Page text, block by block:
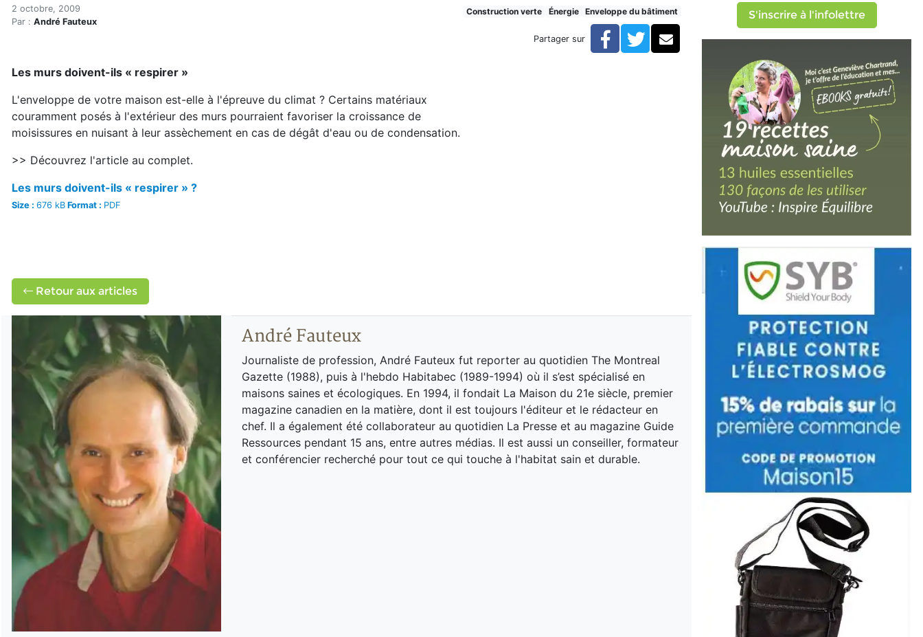
Accueil
Articles
Les murs doivent-ils respirer?
Les murs doivent-ils respirer?
2 octobre, 2009
Par : André Fauteux
Construction verte Énergie Enveloppe du bâtiment
Partager sur Facebook
TwitterCourriel
Les murs doivent-ils « respirer »
L'enveloppe de votre maison est-elle à l'épreuve du climat ? Certains matériaux
couramment posés à l'extérieur des murs pourraient favoriser la croissance de
moisissures en nuisant à leur assèchement en cas de dégât d'eau ou de condensation.
>> Découvrez l'article au complet.
Les murs doivent-ils « respirer » ?
Size : 676 kB Format : PDF
Retour aux articles
André Fauteux
Journaliste de profession, André Fauteux fut reporter au quotidien The Montreal
Gazette (1988), puis à l'hebdo Habitabec (1989-1994) où il s’est spécialisé en
maisons saines et écologiques. En 1994, il fondait La Maison du 21e siècle, premier
magazine canadien en la matière, dont il est toujours l'éditeur et le rédacteur en
chef. Il a également été collaborateur au quotidien La Presse et au magazine Guide
Ressources pendant 15 ans, entre autres médias. Il est aussi un conseiller, formateur
et conférencier recherché pour tout ce qui touche à l'habitat sain et durable.
S'inscrire à l'infolettre